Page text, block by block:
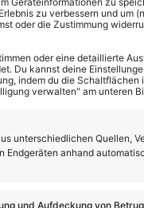
zu verbessern und um
oder die Zustimmung
oder eine detaillierte
Du kannst deine
indem du die
verwalten" am unteren
unterschiedlichen Quellen,
Endgeräten anhand
und Aufdeckung von
Erfahrung und
anderer kann
er vorweisen.
ARTIKEL VON